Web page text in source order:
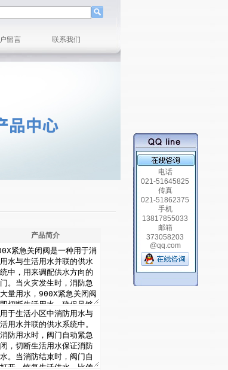
留言 联系我们
产品简介
电话
021-51645825
传真
021-51862375
手机
13817855033
邮箱
373058203
@qq.com